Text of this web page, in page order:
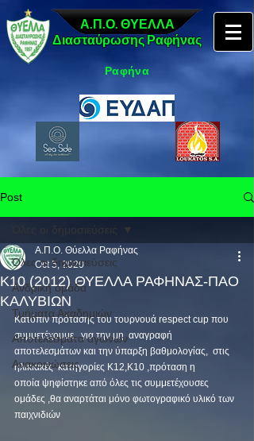
Α.Π.Ο. ΘΥΕΛΛΑ
Διασταύρωσης Ραφήνας
Ραφήνα
Post
Όλες οι δημοσιεύσεις
Ανδρική ομάδα
Τμήματα Ακαδημιών
Αποτελέσματα αγώνων
Ανακοινώσεις
Όλες οι δημοσιεύσεις
K10 (2012) ΘΥΕΛΛΑ ΡΑΦΗΝΑΣ-ΠΑΟ
ΚΑΛΥΒΙΩΝ
Α.Π.Ο. Θύελλα Ραφήνας
Oct 5, 2020
Κατόπιν πρότασης του τουρνουά respect cup που
συμμετέχουμε,  για την μη  αναγραφή
αποτελεσμάτων και την ύπαρξη βαθμολογίας,  στις
ηλικιακές  κατηγορίες Κ12,Κ10 ,πρόταση η
οποία ψηφίστηκε από όλες τις συμμετέχουσες
ομάδες ,θα αναρτάται μόνο φωτογραφικό υλικό των
παιχνιδιών